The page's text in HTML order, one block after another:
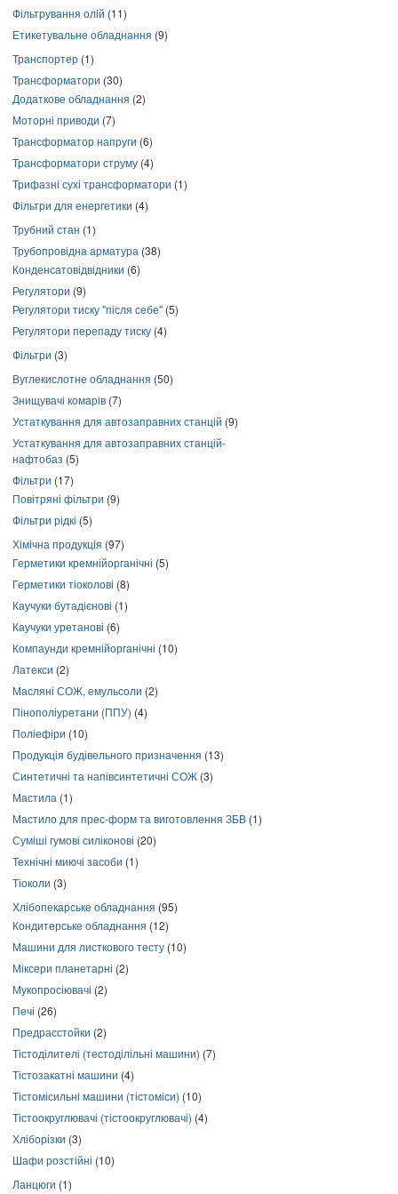
Фільтрування олій (11)
Етикетувальне обладнання (9)
Транспортер (1)
Трансформатори (30)
Додаткове обладнання (2)
Моторні приводи (7)
Трансформатор напруги (6)
Трансформатори струму (4)
Трифазні сухі трансформатори (1)
Фільтри для енергетики (4)
Трубний стан (1)
Трубопровідна арматура (38)
Конденсатовідвідники (6)
Регулятори (9)
Регулятори тиску "після себе" (5)
Регулятори перепаду тиску (4)
Фільтри (3)
Вуглекислотне обладнання (50)
Знищувачі комарів (7)
Устаткування для автозаправних станцій (9)
Устаткування для автозаправних станцій-
нафтобаз (5)
Фільтри (17)
Повітряні фільтри (9)
Фільтри рідкі (5)
Хімічна продукція (97)
Герметики кремнійорганічні (5)
Герметики тіоколові (8)
Каучуки бутадієнові (1)
Каучуки уретанові (6)
Компаунди кремнійорганічні (10)
Латекси (2)
Масляні СОЖ, емульсоли (2)
Пінополіуретани (ППУ) (4)
Поліефіри (10)
Продукція будівельного призначення (13)
Синтетичні та напівсинтетичні СОЖ (3)
Мастила (1)
Мастило для прес-форм та виготовлення ЗБВ (1)
Суміші гумові силіконові (20)
Технічні миючі засоби (1)
Тіоколи (3)
Хлібопекарське обладнання (95)
Кондитерське обладнання (12)
Машини для листкового тесту (10)
Міксери планетарні (2)
Мукопросіювачі (2)
Печі (26)
Предрасстойки (2)
Тістоділителі (тестоділільні машини) (7)
Тістозакатні машини (4)
Тістомісильні машини (тістоміси) (10)
Тістоокруглювачі (тістоокруглювачі) (4)
Хліборізки (3)
Шафи розстійні (10)
Ланцюги (1)